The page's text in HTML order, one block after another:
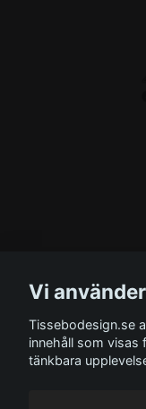
Vi
Tissebodesign.se
innehåll som
tänkbara